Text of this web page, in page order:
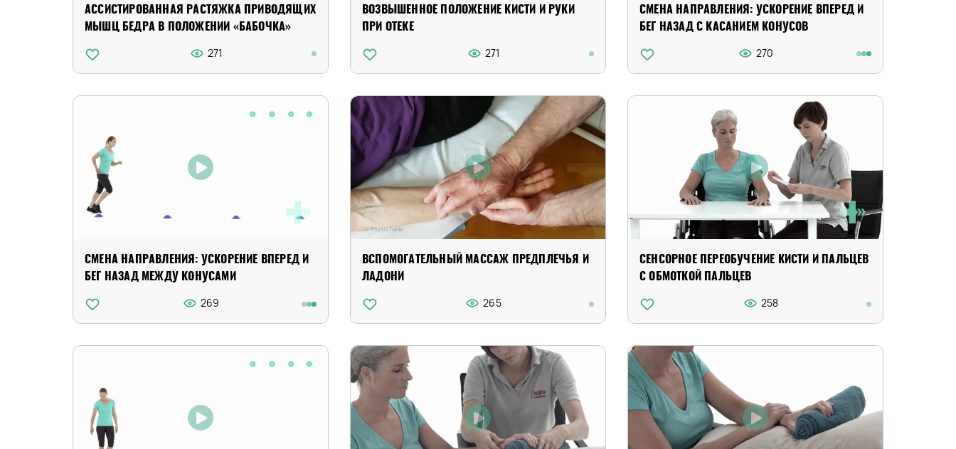
АССИСТИРОВАННАЯ РАСТЯЖКА ПРИВОДЯЩИХ
МЫШЦ БЕДРА В ПОЛОЖЕНИИ «БАБОЧКА»
271
ВОЗВЫШЕННОЕ ПОЛОЖЕНИЕ КИСТИ И РУКИ
ПРИ ОТЕКЕ
271
СМЕНА НАПРАВЛЕНИЯ: УСКОРЕНИЕ ВПЕРЕД И
БЕГ НАЗАД С КАСАНИЕМ КОНУСОВ
270
СМЕНА НАПРАВЛЕНИЯ: УСКОРЕНИЕ ВПЕРЕД И
БЕГ НАЗАД МЕЖДУ КОНУСАМИ
269
ВСПОМОГАТЕЛЬНЫЙ МАССАЖ ПРЕДПЛЕЧЬЯ И
ЛАДОНИ
265
СЕНСОРНОЕ ПЕРЕОБУЧЕНИЕ КИСТИ И ПАЛЬЦЕВ
С ОБМОТКОЙ ПАЛЬЦЕВ
258